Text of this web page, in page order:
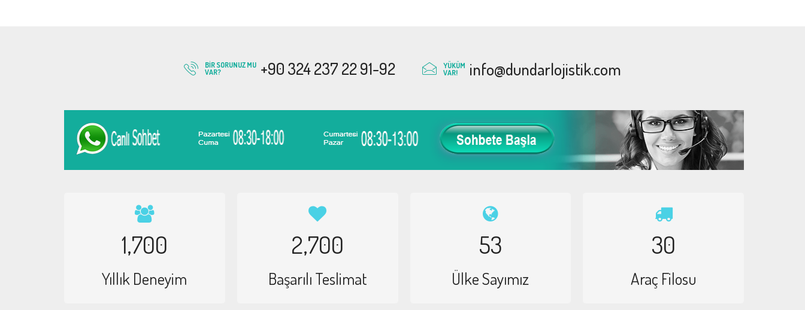
BIR SORUNUZ MU
VAR?
+90 324 237 22 91-92
YÜKÜM
VAR!
info@dundarlojistik.com
1,700
Yıllık Deneyim
2,700
Başarılı Teslimat
53
Ülke Sayımız
30
Araç Filosu